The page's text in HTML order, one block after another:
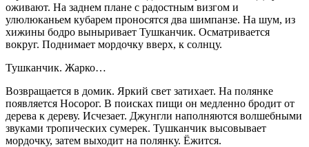
оживают. На заднем плане с радостным визгом и
улюлюканьем кубарем проносятся два шимпанзе. На шум, из
хижины бодро выныривает Тушканчик. Осматривается
вокруг. Поднимает мордочку вверх, к солнцу.
Тушканчик. Жарко…
Возвращается в домик. Яркий свет затихает. На полянке
появляется Носорог. В поисках пищи он медленно бродит от
дерева к дереву. Исчезает. Джунгли наполняются волшебными
звуками тропических сумерек. Тушканчик высовывает
мордочку, затем выходит на полянку. Ёжится.